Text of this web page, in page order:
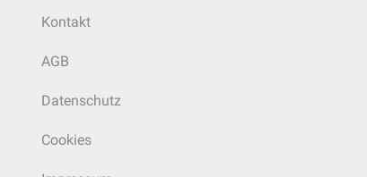
Kontakt
AGB
Datenschutz
Cookies